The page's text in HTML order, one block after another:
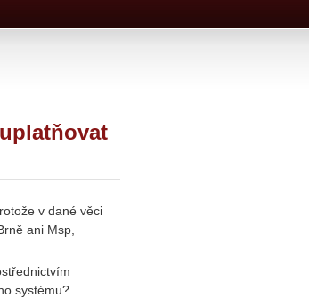
v dané věci
ani Msp,
systému?